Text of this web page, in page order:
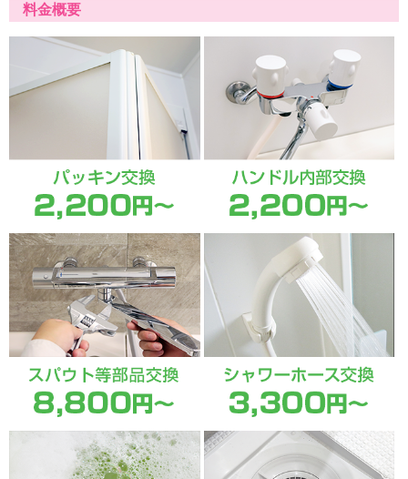
料金概要